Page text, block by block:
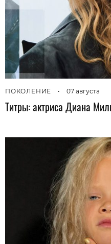
ПОКОЛЕНИЕ • 07 августа
Титры: актриса Диана